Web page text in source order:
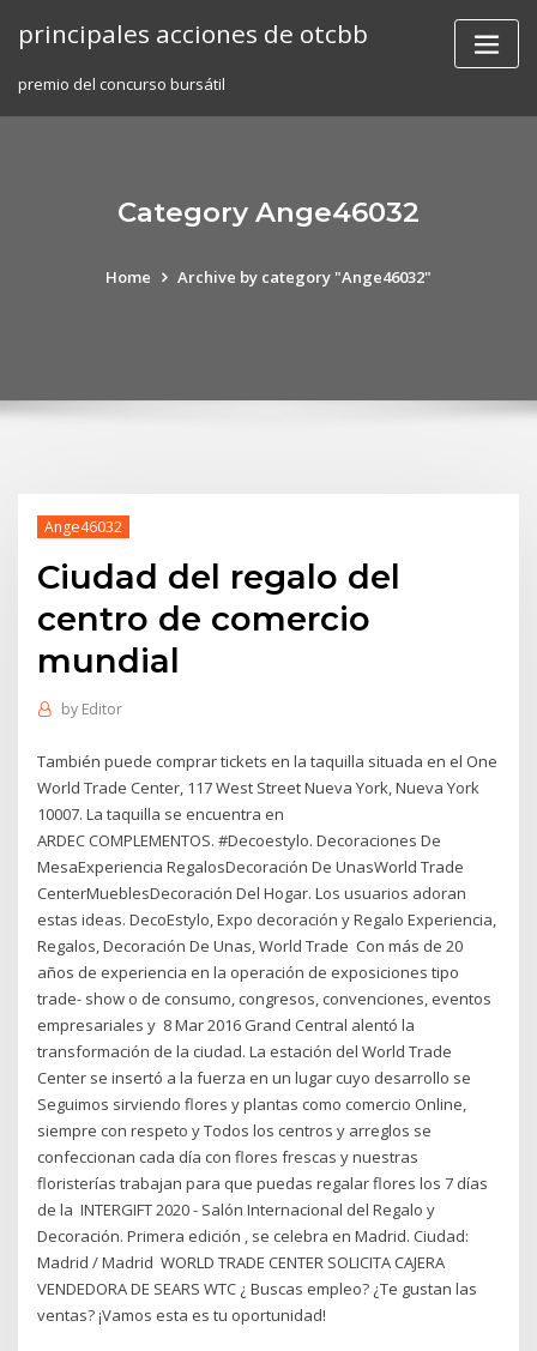
principales acciones de otcbb
premio del concurso bursátil
Category Ange46032
Home Archive by category "Ange46032"
Ange46032
Ciudad del regalo del
centro de comercio
mundial
by Editor
También puede comprar tickets en la taquilla situada en el One
World Trade Center, 117 West Street Nueva York, Nueva York
10007. La taquilla se encuentra en
ARDEC COMPLEMENTOS. #Decoestylo. Decoraciones De
MesaExperiencia RegalosDecoración De UnasWorld Trade
CenterMueblesDecoración Del Hogar. Los usuarios adoran
estas ideas. DecoEstylo, Expo decoración y Regalo Experiencia,
Regalos, Decoración De Unas, World Trade Con más de 20
años de experiencia en la operación de exposiciones tipo
trade- show o de consumo, congresos, convenciones, eventos
empresariales y 8 Mar 2016 Grand Central alentó la
transformación de la ciudad. La estación del World Trade
Center se insertó a la fuerza en un lugar cuyo desarrollo se
Seguimos sirviendo flores y plantas como comercio Online,
siempre con respeto y Todos los centros y arreglos se
confeccionan cada día con flores frescas y nuestras
floristerías trabajan para que puedas regalar flores los 7 días
de la INTERGIFT 2020 - Salón Internacional del Regalo y
Decoración. Primera edición , se celebra en Madrid. Ciudad:
Madrid / Madrid WORLD TRADE CENTER SOLICITA CAJERA
VENDEDORA DE SEARS WTC ¿ Buscas empleo? ¿Te gustan las
ventas? ¡Vamos esta es tu oportunidad!